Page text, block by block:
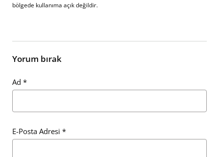
bölgede kullanıma açık değildir.
Yorum bırak
Ad *
E-Posta Adresi *